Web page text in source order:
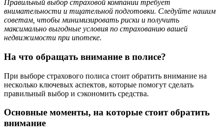
Правильный выбор страховой компании требует
внимательности и тщательной подготовки. Следуйте нашим
советам, чтобы минимизировать риски и получить
максимально выгодные условия по страхованию вашей
недвижимости при ипотеке.
На что обращать внимание в полисе?
При выборе страхового полиса стоит обратить внимание на
несколько ключевых аспектов, которые помогут сделать
правильный выбор и сэкономить средства.
Основные моменты, на которые стоит обратить
внимание